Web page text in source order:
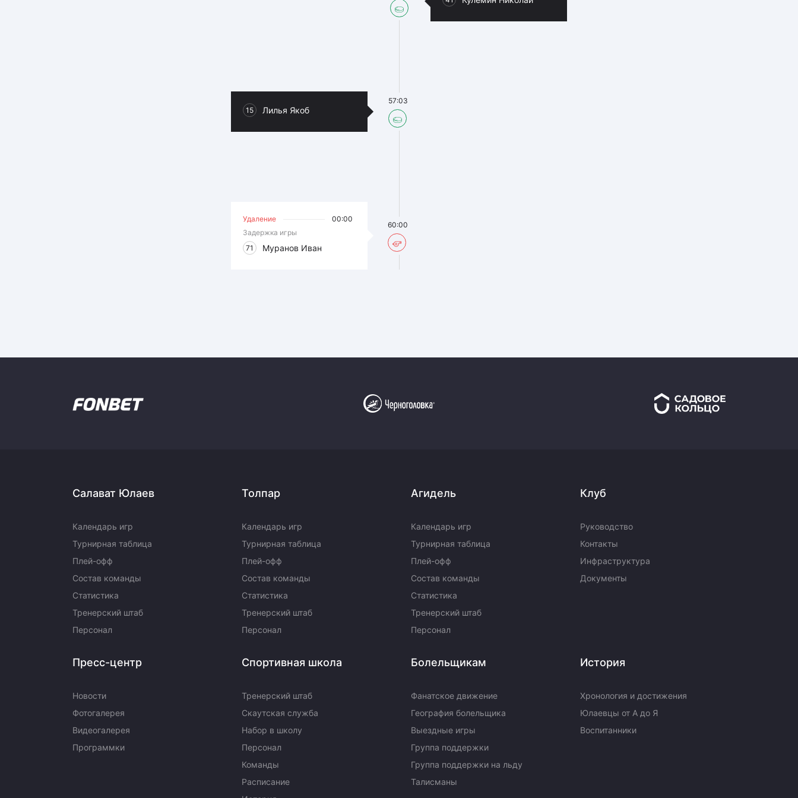
15 Лилья Якоб
57:03
Удаление
00:00
Задержка игры
71
Муранов Иван
60:00
Салават Юлаев
Календарь игр
Турнирная таблица
Плей-офф
Состав команды
Статистика
Тренерский штаб
Персонал
Толпар
Календарь игр
Турнирная таблица
Плей-офф
Состав команды
Статистика
Тренерский штаб
Персонал
Агидель
Календарь игр
Турнирная таблица
Плей-офф
Состав команды
Статистика
Тренерский штаб
Персонал
Клуб
Руководство
Контакты
Инфраструктура
Документы
Пресс-центр
Новости
Фотогалерея
Видеогалерея
Программки
Спортивная школа
Тренерский штаб
Скаутская служба
Набор в школу
Персонал
Команды
Расписание
Болельщикам
Фанатское движение
География болельщика
Выездные игры
Группа поддержки
Группа поддержки на льду
Талисманы
История
Хронология и достижения
Юлаевцы от А до Я
Воспитанники